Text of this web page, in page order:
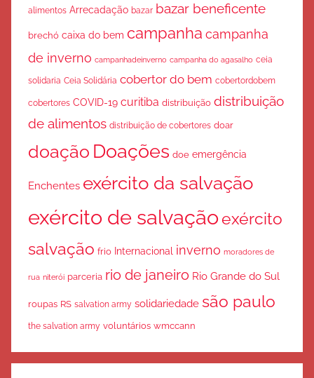
alimentos Arrecadação bazar bazar beneficente
brechó caixa do bem campanha campanha
de inverno campanhadeinverno campanha do agasalho ceia
solidaria Ceia Solidária cobertor do bem cobertordobem
cobertores COVID-19 curitiba distribuição distribuição
de alimentos distribuição de cobertores doar
doação Doações doe emergência
Enchentes exército da salvação
exército de salvaçãoexército
salvação frio Internacional inverno moradores de
rua niterói parceria rio de janeiro Rio Grande do Sul
roupas RS salvation army solidariedade são paulo
the salvation army voluntários wmccann